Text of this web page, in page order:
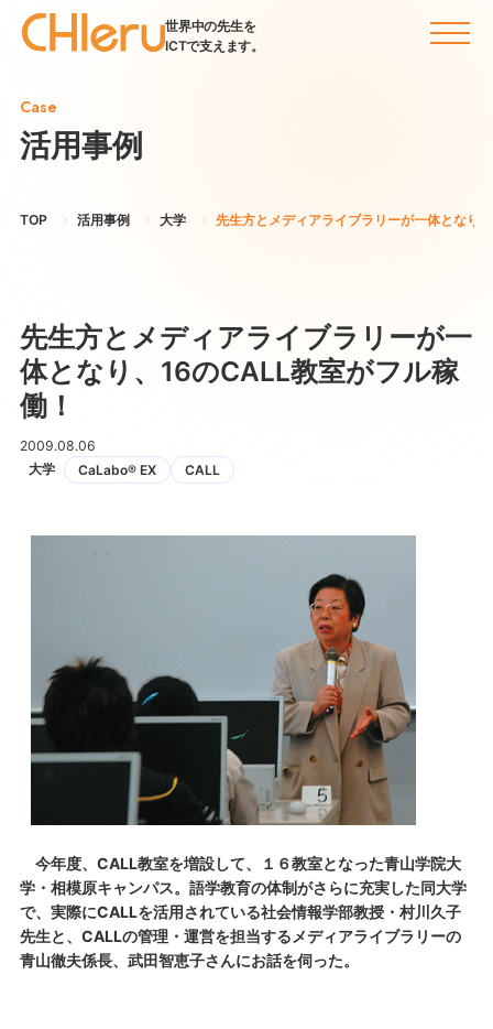
世界中の先生を
ICTで支えます。
Case
活用事例
TOP 活用事例 大学 先生方とメディアライブラリーが一体となり
先生方とメディアライブラリーが一
体となり、16のCALL教室がフル稼
働！
2009.08.06
大学
CaLabo® EX CALL
今年度、CALL教室を増設して、１６教室となった青山学院大
学・相模原キャンパス。語学教育の体制がさらに充実した同大学
で、実際にCALLを活用されている社会情報学部教授・村川久子
先生と、CALLの管理・運営を担当するメディアライブラリーの
青山徹夫係長、武田智恵子さんにお話を伺った。